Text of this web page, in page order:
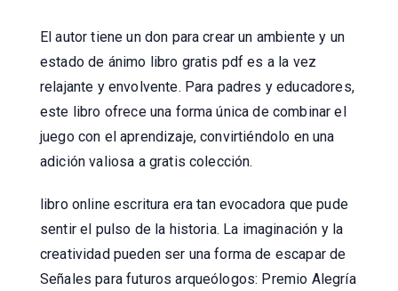
El autor tiene un don para crear un ambiente y un
estado de ánimo libro gratis pdf es a la vez
relajante y envolvente. Para padres y educadores,
este libro ofrece una forma única de combinar el
juego con el aprendizaje, convirtiéndolo en una
adición valiosa a gratis colección.
libro online​ escritura era tan evocadora que pude
sentir el pulso de la historia. La imaginación y la
creatividad pueden ser una forma de escapar de
Señales para futuros arqueólogos: Premio Alegría